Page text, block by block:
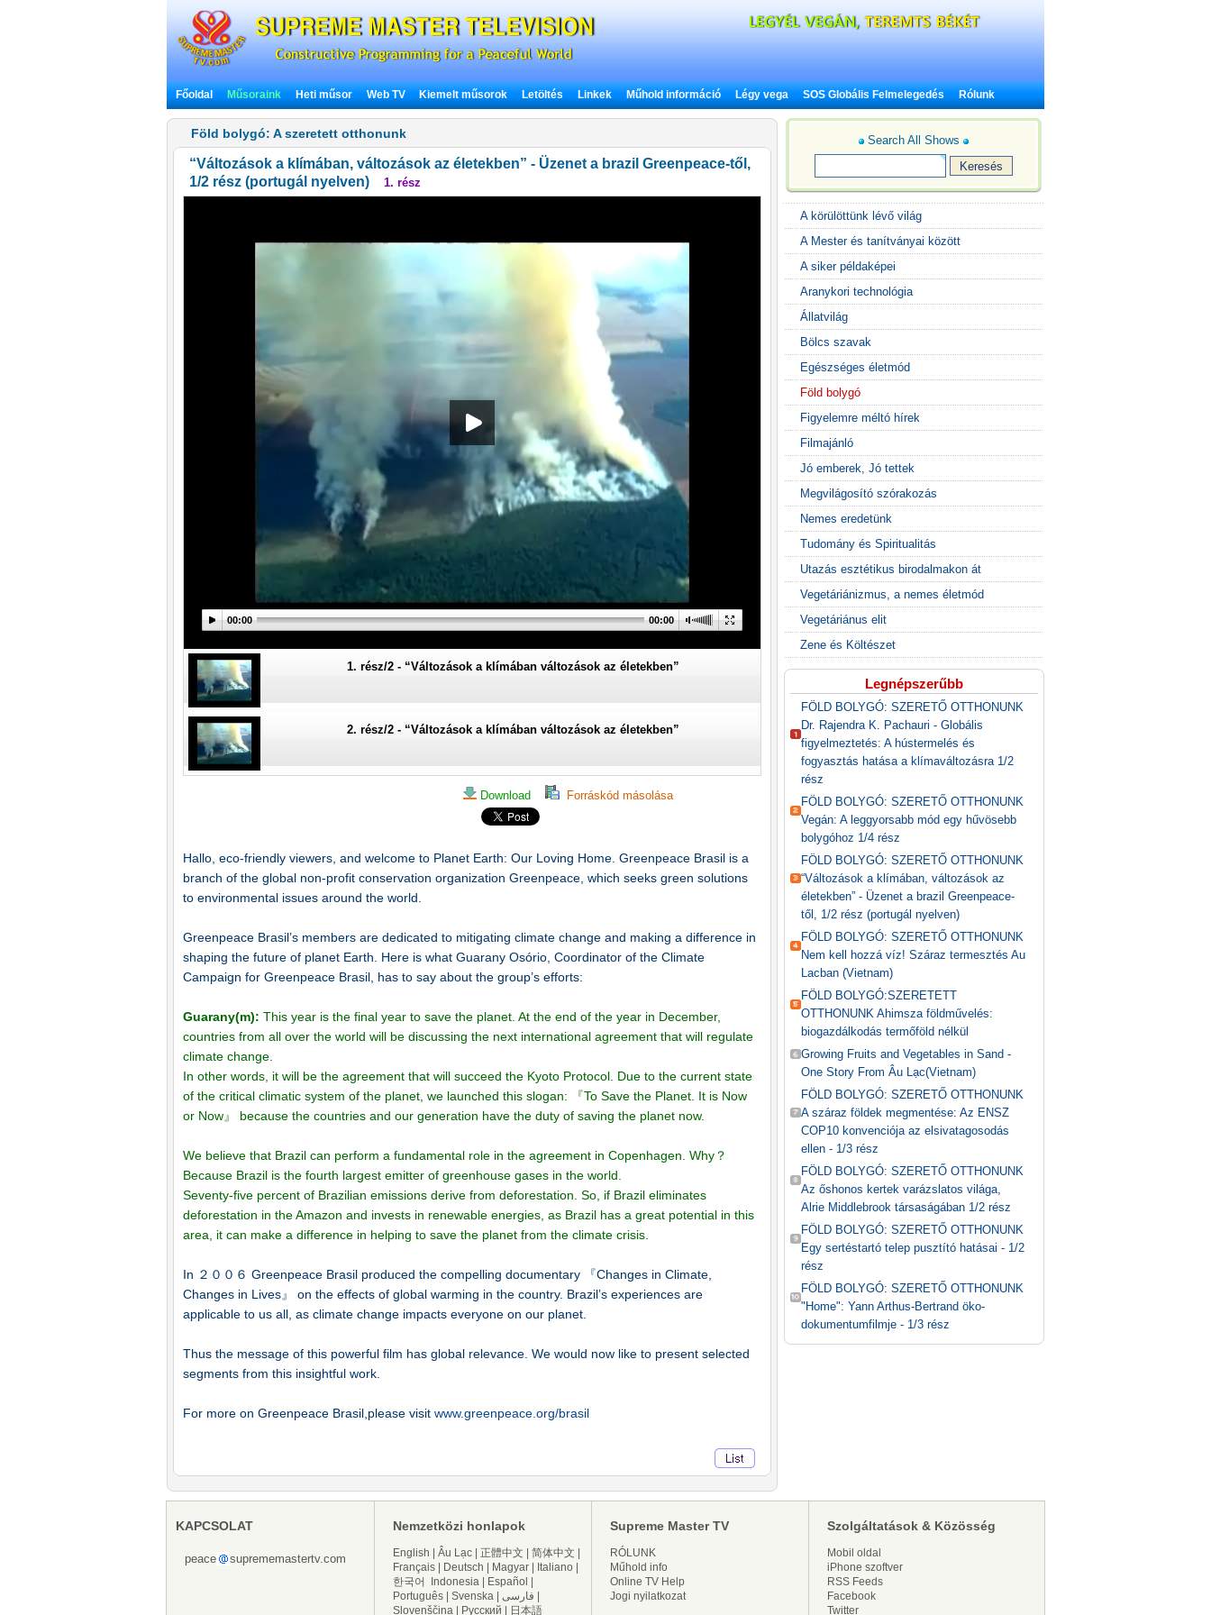
Főoldal Műsoraink Heti műsor Web TV Kiemelt műsorok Letöltés Linkek Műhold információ Légy vega SOS Globális Felmelegedés Rólunk
Föld bolygó: A szeretett otthonunk
“Változások a klímában, változások az életekben” - Üzenet a brazil Greenpeace-től,
1/2 rész (portugál nyelven)
1. rész
00:00 00:00
1. rész/2 - “Változások a klímában változások az életekben”
2. rész/2 - “Változások a klímában változások az életekben”
Download Forráskód másolása
Hallo, eco-friendly viewers, and welcome to Planet Earth: Our Loving Home. Greenpeace Brasil is a
branch of the global non-profit conservation organization Greenpeace, which seeks green solutions
to environmental issues around the world.
Greenpeace Brasil’s members are dedicated to mitigating climate change and making a difference in
shaping the future of planet Earth. Here is what Guarany Osório, Coordinator of the Climate
Campaign for Greenpeace Brasil, has to say about the group’s efforts:
Guarany(m): This year is the final year to save the planet. At the end of the year in December,
countries from all over the world will be discussing the next international agreement that will regulate
climate change.
In other words, it will be the agreement that will succeed the Kyoto Protocol. Due to the current state
of the critical climatic system of the planet, we launched this slogan: 『To Save the Planet. It is Now
or Now』 because the countries and our generation have the duty of saving the planet now.
We believe that Brazil can perform a fundamental role in the agreement in Copenhagen. Why？
Because Brazil is the fourth largest emitter of greenhouse gases in the world.
Seventy-five percent of Brazilian emissions derive from deforestation. So, if Brazil eliminates
deforestation in the Amazon and invests in renewable energies, as Brazil has a great potential in this
area, it can make a difference in helping to save the planet from the climate crisis.
In ２００６ Greenpeace Brasil produced the compelling documentary 『Changes in Climate,
Changes in Lives』 on the effects of global warming in the country. Brazil’s experiences are
applicable to us all, as climate change impacts everyone on our planet.
Thus the message of this powerful film has global relevance. We would now like to present selected
segments from this insightful work.
For more on Greenpeace Brasil,please visit www.greenpeace.org/brasil
Search All Shows
A körülöttünk lévő világ
A Mester és tanítványai között
A siker példaképei
Aranykori technológia
Állatvilág
Bölcs szavak
Egészséges életmód
Föld bolygó
Figyelemre méltó hírek
Filmajánló
Jó emberek, Jó tettek
Megvilágosító szórakozás
Nemes eredetünk
Tudomány és Spiritualitás
Utazás esztétikus birodalmakon át
Vegetáriánizmus, a nemes életmód
Vegetáriánus elit
Zene és Költészet
Legnépszerűbb
FÖLD BOLYGÓ: SZERETŐ OTTHONUNK
Dr. Rajendra K. Pachauri - Globális
figyelmeztetés: A hústermelés és
fogyasztás hatása a klímaváltozásra 1/2
rész
FÖLD BOLYGÓ: SZERETŐ OTTHONUNK
Vegán: A leggyorsabb mód egy hűvösebb
bolygóhoz 1/4 rész
FÖLD BOLYGÓ: SZERETŐ OTTHONUNK
“Változások a klímában, változások az
életekben” - Üzenet a brazil Greenpeace-
től, 1/2 rész (portugál nyelven)
FÖLD BOLYGÓ: SZERETŐ OTTHONUNK
Nem kell hozzá víz! Száraz termesztés Au
Lacban (Vietnam)
FÖLD BOLYGÓ:SZERETETT
OTTHONUNK Ahimsza földművelés:
biogazdálkodás termőföld nélkül
Growing Fruits and Vegetables in Sand -
One Story From Âu Lạc(Vietnam)
FÖLD BOLYGÓ: SZERETŐ OTTHONUNK
A száraz földek megmentése: Az ENSZ
COP10 konvenciója az elsivatagosodás
ellen - 1/3 rész
FÖLD BOLYGÓ: SZERETŐ OTTHONUNK
Az őshonos kertek varázslatos világa,
Alrie Middlebrook társaságában 1/2 rész
FÖLD BOLYGÓ: SZERETŐ OTTHONUNK
Egy sertéstartó telep pusztító hatásai - 1/2
rész
FÖLD BOLYGÓ: SZERETŐ OTTHONUNK
"Home": Yann Arthus-Bertrand öko-
dokumentumfilmje - 1/3 rész
KAPCSOLAT
peace suprememastertv.com
Nemzetközi honlapok
English Âu Lạc 正體中文 简体中文
Français
Deutsch Magyar Italiano
한국어
Indonesia Español
Português
Svenska فارسی
Slovenščina
Русский 日本語
Supreme Master TV
RÓLUNK
Műhold info
Online TV Help
Jogi nyilatkozat
Szolgáltatások & Közösség
Mobil oldal
iPhone szoftver
RSS Feeds
Facebook
Twitter